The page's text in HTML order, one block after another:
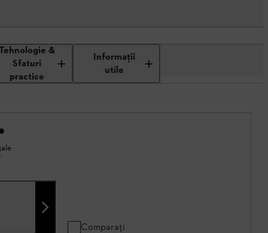
&
Sfaturi
practice
Informaţii
utile
Comparați